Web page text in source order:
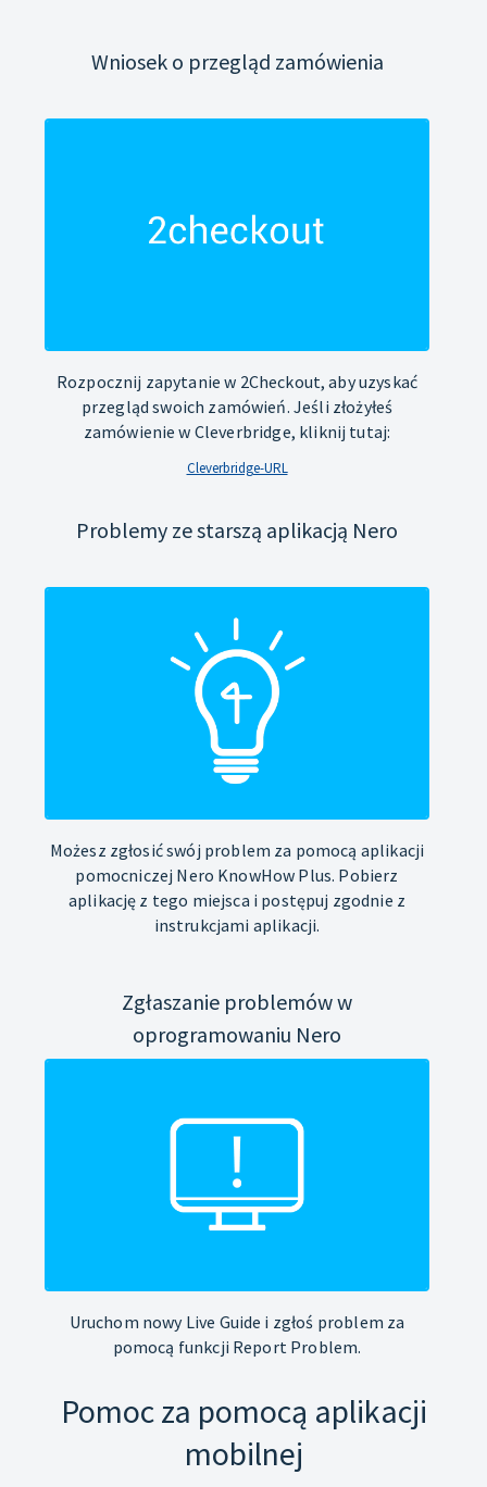
Wniosek o przegląd zamówienia
Rozpocznij zapytanie w 2Checkout, aby uzyskać
przegląd swoich zamówień. Jeśli złożyłeś
zamówienie w Cleverbridge, kliknij tutaj:
Cleverbridge-URL
Problemy ze starszą aplikacją Nero
Możesz zgłosić swój problem za pomocą aplikacji
pomocniczej Nero KnowHow Plus. Pobierz
aplikację z tego miejsca i postępuj zgodnie z
instrukcjami aplikacji.
Zgłaszanie problemów w
oprogramowaniu Nero
Uruchom nowy Live Guide i zgłoś problem za
pomocą funkcji Report Problem.
Pomoc za pomocą aplikacji
mobilnej